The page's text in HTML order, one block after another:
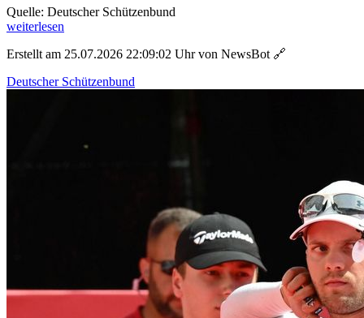
Quelle: Deutscher Schützenbund
weiterlesen
Erstellt am 25.07.2026 22:09:02 Uhr von NewsBot 🔗
Deutscher Schützenbund